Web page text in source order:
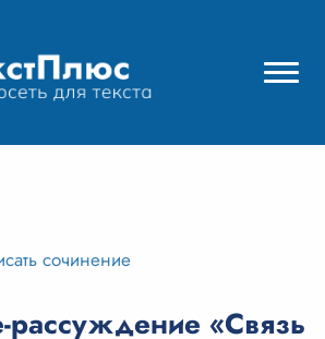
сочинение
рассуждение «Связь